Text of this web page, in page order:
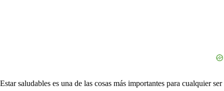
Estar saludables es una de las cosas más importantes para cualquier ser